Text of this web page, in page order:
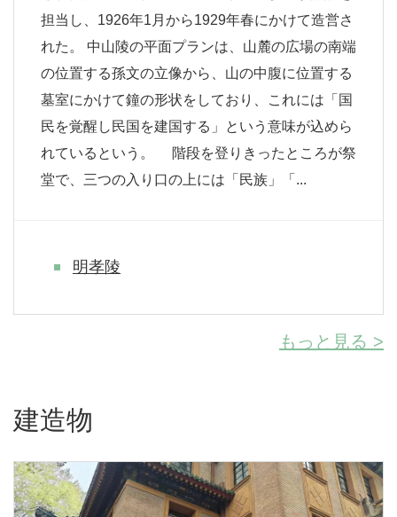
担当し、1926年1月から1929年春にかけて造営さ
れた。 中山陵の平面プランは、山麓の広場の南端
の位置する孫文の立像から、山の中腹に位置する
墓室にかけて鐘の形状をしており、これには「国
民を覚醒し民国を建国する」という意味が込めら
れているという。 階段を登りきったところが祭
堂で、三つの入り口の上には「民族」「...
明孝陵
もっと見る >
建造物